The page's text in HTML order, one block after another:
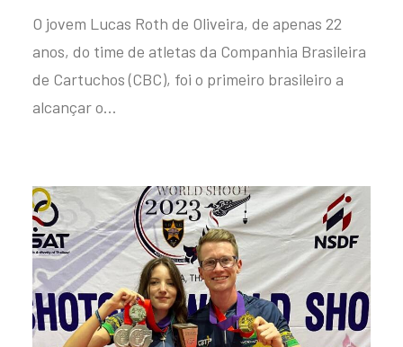
O jovem Lucas Roth de Oliveira, de apenas 22
anos, do time de atletas da Companhia Brasileira
de Cartuchos (CBC), foi o primeiro brasileiro a
alcançar o…